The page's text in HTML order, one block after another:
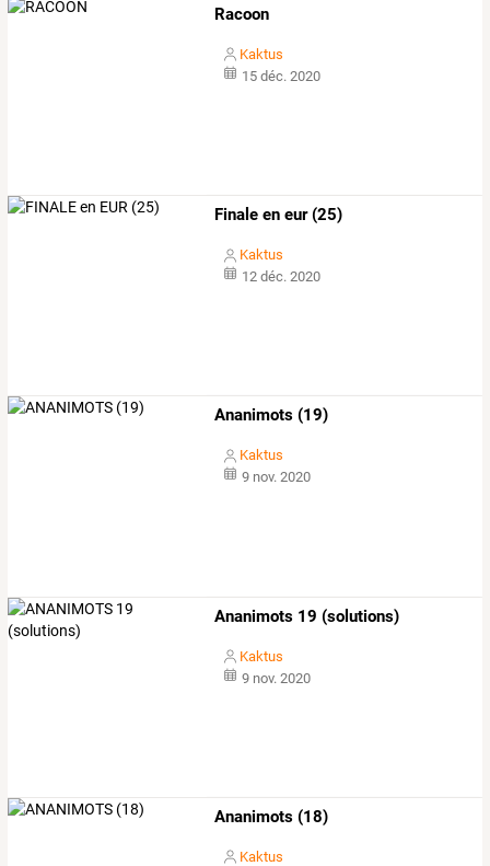
Racoon
Kaktus
15 déc. 2020
Finale en eur (25)
Kaktus
12 déc. 2020
Ananimots (19)
Kaktus
9 nov. 2020
Ananimots 19 (solutions)
Kaktus
9 nov. 2020
Ananimots (18)
Kaktus